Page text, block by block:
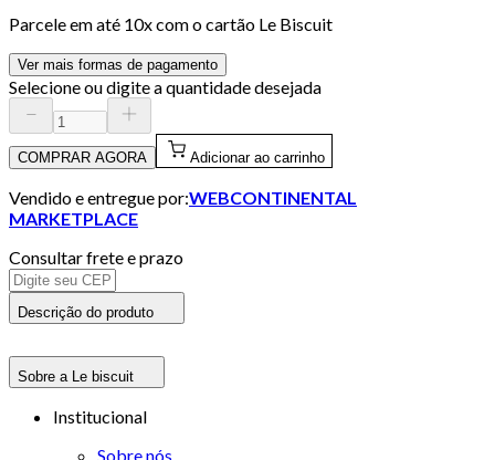
Parcele em até 10x com o cartão Le Biscuit
Ver mais formas de pagamento
Selecione ou digite a quantidade desejada
COMPRAR AGORA Adicionar ao carrinho
Vendido e entregue por:WEBCONTINENTAL
MARKETPLACE
Consultar frete e prazo
Descrição do produto
Sobre a Le biscuit
Institucional
Sobre nós